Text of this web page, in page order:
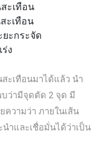
ะเทือน
ะเทือน
ะกระจัด
ง
สะเทือนมาได้แล้ว นำ
ว่ามีจุดตัด 2 จุด มี
วามว่า ภายในเส้น
ำและเชื่อมั่นได้ว่าเป็น